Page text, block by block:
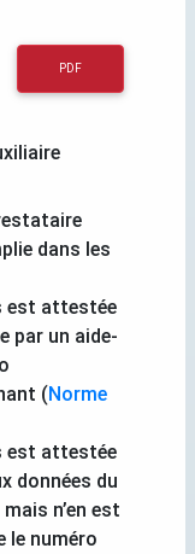
PDF
dans les
est attestée
par un aide-
(Norme
est attestée
données du
n’en est
le numéro